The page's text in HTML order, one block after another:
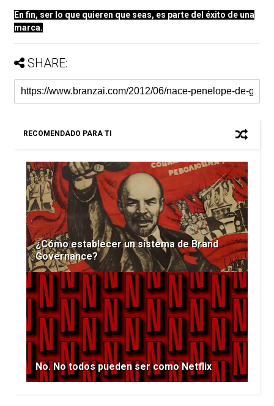
En fin, ser lo que quieren que seas, es parte del éxito de una
marca.
SHARE:
RECOMENDADO PARA TI
¿Cómo establecer un sistema de Brand
Governance?
No. No todos pueden ser como Netflix